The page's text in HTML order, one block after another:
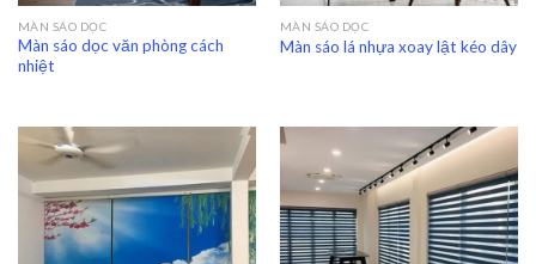
MÀN SÁO DỌC
Màn sáo dọc văn phòng cách
nhiệt
MÀN SÁO DỌC
Màn sáo lá nhựa xoay lật kéo dây